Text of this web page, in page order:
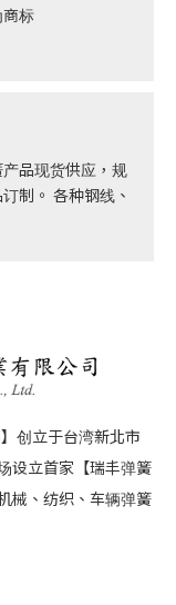
标
品现货供应，规
制。 各种钢线、
创立于台湾新北市
设立首家【瑞丰弹簧
械、纺织、车辆弹簧